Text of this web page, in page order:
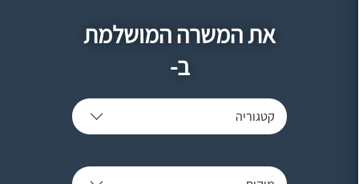
את המשרה המושלמת
ב-
קטגוריה